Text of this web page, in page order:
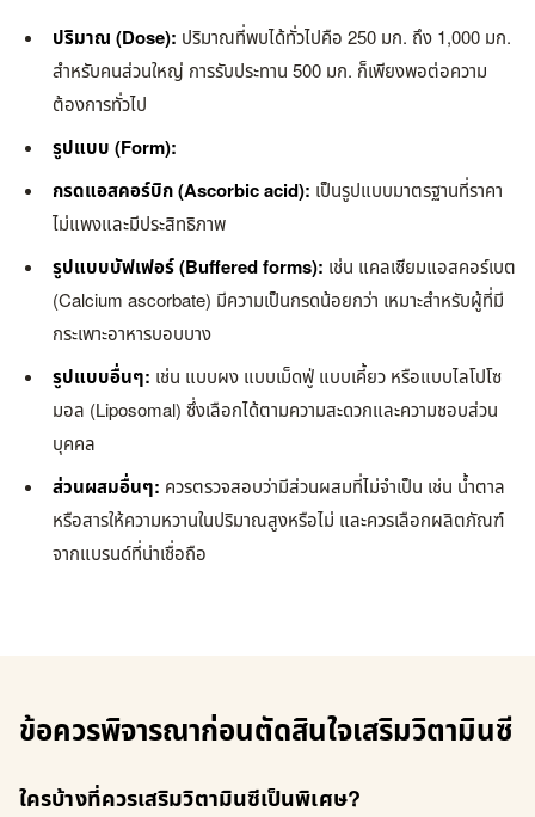
ปริมาณ (Dose): ปริมาณที่พบได้ทั่วไปคือ 250 มก. ถึง 1,000 มก.
สำหรับคนส่วนใหญ่ การรับประทาน 500 มก. ก็เพียงพอต่อความ
ต้องการทั่วไป
รูปแบบ (Form):
กรดแอสคอร์บิก (Ascorbic acid): เป็นรูปแบบมาตรฐานที่ราคา
ไม่แพงและมีประสิทธิภาพ
รูปแบบบัฟเฟอร์ (Buffered forms): เช่น แคลเซียมแอสคอร์เบต
(Calcium ascorbate) มีความเป็นกรดน้อยกว่า เหมาะสำหรับผู้ที่มี
กระเพาะอาหารบอบบาง
รูปแบบอื่นๆ: เช่น แบบผง แบบเม็ดฟู่ แบบเคี้ยว หรือแบบไลโปโซ
มอล (Liposomal) ซึ่งเลือกได้ตามความสะดวกและความชอบส่วน
บุคคล
ส่วนผสมอื่นๆ: ควรตรวจสอบว่ามีส่วนผสมที่ไม่จำเป็น เช่น น้ำตาล
หรือสารให้ความหวานในปริมาณสูงหรือไม่ และควรเลือกผลิตภัณฑ์
จากแบรนด์ที่น่าเชื่อถือ
ข้อควรพิจารณาก่อนตัดสินใจเสริมวิตามินซี
ใครบ้างที่ควรเสริมวิตามินซีเป็นพิเศษ?